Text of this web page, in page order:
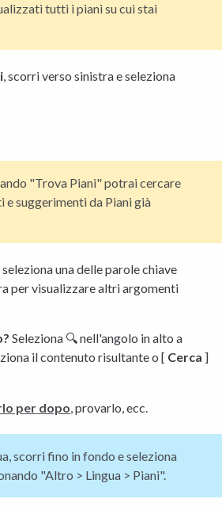
tutti i piani su cui stai
, scorri verso sinistra e seleziona
"Trova Piani" potrai cercare
e suggerimenti da Piani già
, seleziona una delle parole chiave
per visualizzare altri argomenti
Seleziona 🔍 nell'angolo in alto a
il contenuto risultante o [ Cerca ]
per dopo , provarlo, ecc.
scorri fino in fondo e seleziona
"Altro > Lingua > Piani".